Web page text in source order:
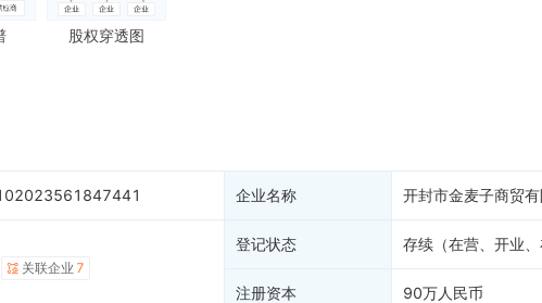
公告
人
件
评估
协助
注销备案
股权穿透图
企业名称 开封市金麦子商贸有
关联企业 7
登记状态 存续（在营、开业、
注册资本 90万人民币